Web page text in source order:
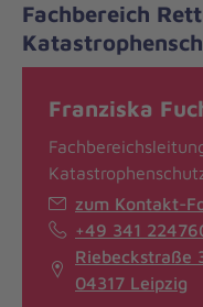
Fachbereich
Franziska
zum Kontakt-
+49 341
Riebeckstraße
04317 Leipzig